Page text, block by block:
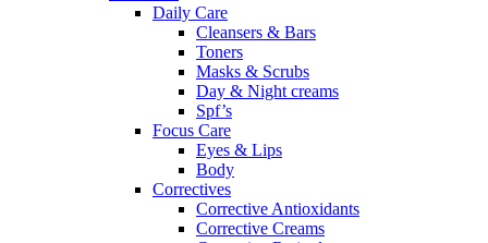
Daily Care
Cleansers & Bars
Toners
Masks & Scrubs
Day & Night creams
Spf’s
Focus Care
Eyes & Lips
Body
Correctives
Corrective Antioxidants
Corrective Creams